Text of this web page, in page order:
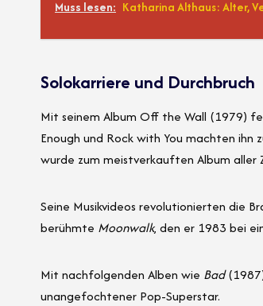
Muss lesen: Katharina Althaus: Alter,
Solokarriere und Durchbruch
Mit seinem Album Off the Wall (1979)
Enough und Rock with You machten ihn
wurde zum meistverkauften Album
Seine Musikvideos revolutionierten die
berühmte Moonwalk, den er 1983 bei
Mit nachfolgenden Alben wie Bad
unangefochtener Pop-Superstar.